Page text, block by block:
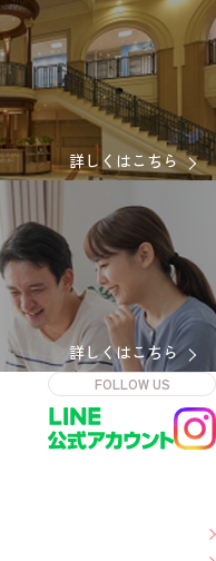
詳しくはこちら
詳しくはこちら
FOLLOW US